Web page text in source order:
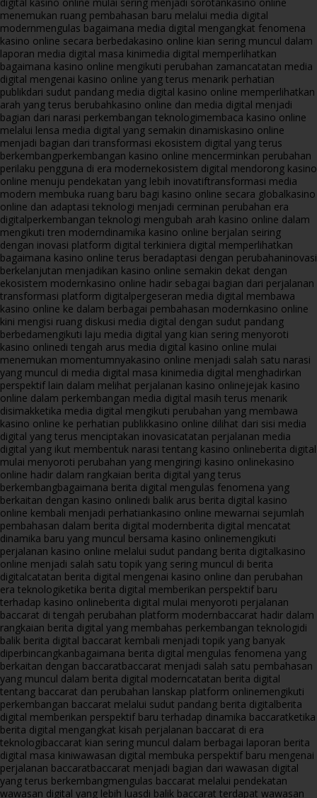
menemukan ruang pembahasan baru melalui media digital
modernmengulas bagaimana media digital mengangkat fenomena
kasino online secara berbedakasino online kian sering muncul dalam
laporan media digital masa kinimedia digital memperlihatkan
bagaimana kasino online mengikuti perubahan zamancatatan media
digital mengenai kasino online yang terus menarik perhatian
publikdari sudut pandang media digital kasino online memperlihatkan
arah yang terus berubahkasino online dan media digital menjadi
bagian dari narasi perkembangan teknologimembaca kasino online
melalui lensa media digital yang semakin dinamiskasino online
menjadi bagian dari transformasi ekosistem digital yang terus
berkembangperkembangan kasino online mencerminkan perubahan
perilaku pengguna di era modernekosistem digital mendorong kasino
online menuju pendekatan yang lebih inovatiftransformasi media
modern membuka ruang baru bagi kasino online secara globalkasino
online dan adaptasi teknologi menjadi cerminan perubahan era
digitalperkembangan teknologi mengubah arah kasino online dalam
mengikuti tren moderndinamika kasino online berjalan seiring
dengan inovasi platform digital terkiniera digital memperlihatkan
bagaimana kasino online terus beradaptasi dengan perubahaninovasi
berkelanjutan menjadikan kasino online semakin dekat dengan
ekosistem modernkasino online hadir sebagai bagian dari perjalanan
transformasi platform digitalpergeseran media digital membawa
kasino online ke dalam berbagai pembahasan modernkasino online
kini mengisi ruang diskusi media digital dengan sudut pandang
berbedamengikuti laju media digital yang kian sering menyoroti
kasino onlinedi tengah arus media digital kasino online mulai
menemukan momentumnyakasino online menjadi salah satu narasi
yang muncul di media digital masa kinimedia digital menghadirkan
perspektif lain dalam melihat perjalanan kasino onlinejejak kasino
online dalam perkembangan media digital masih terus menarik
disimakketika media digital mengikuti perubahan yang membawa
kasino online ke perhatian publikkasino online dilihat dari sisi media
digital yang terus menciptakan inovasicatatan perjalanan media
digital yang ikut membentuk narasi tentang kasino onlineberita digital
mulai menyoroti perubahan yang mengiringi kasino onlinekasino
online hadir dalam rangkaian berita digital yang terus
berkembangbagaimana berita digital mengulas fenomena yang
berkaitan dengan kasino onlinedi balik arus berita digital kasino
online kembali menjadi perhatiankasino online mewarnai sejumlah
pembahasan dalam berita digital modernberita digital mencatat
dinamika baru yang muncul bersama kasino onlinemengikuti
perjalanan kasino online melalui sudut pandang berita digitalkasino
online menjadi salah satu topik yang sering muncul di berita
digitalcatatan berita digital mengenai kasino online dan perubahan
era teknologiketika berita digital memberikan perspektif baru
terhadap kasino onlineberita digital mulai menyoroti perjalanan
baccarat di tengah perubahan platform modernbaccarat hadir dalam
rangkaian berita digital yang membahas perkembangan teknologidi
balik berita digital baccarat kembali menjadi topik yang banyak
diperbincangkanbagaimana berita digital mengulas fenomena yang
berkaitan dengan baccaratbaccarat menjadi salah satu pembahasan
yang muncul dalam berita digital moderncatatan berita digital
tentang baccarat dan perubahan lanskap platform onlinemengikuti
perkembangan baccarat melalui sudut pandang berita digitalberita
digital memberikan perspektif baru terhadap dinamika baccaratketika
berita digital mengangkat kisah perjalanan baccarat di era
teknologibaccarat kian sering muncul dalam berbagai laporan berita
digital masa kiniwawasan digital membuka perspektif baru mengenai
perjalanan baccaratbaccarat menjadi bagian dari wawasan digital
yang terus berkembangmengulas baccarat melalui pendekatan
wawasan digital yang lebih luasdi balik baccarat terdapat wawasan